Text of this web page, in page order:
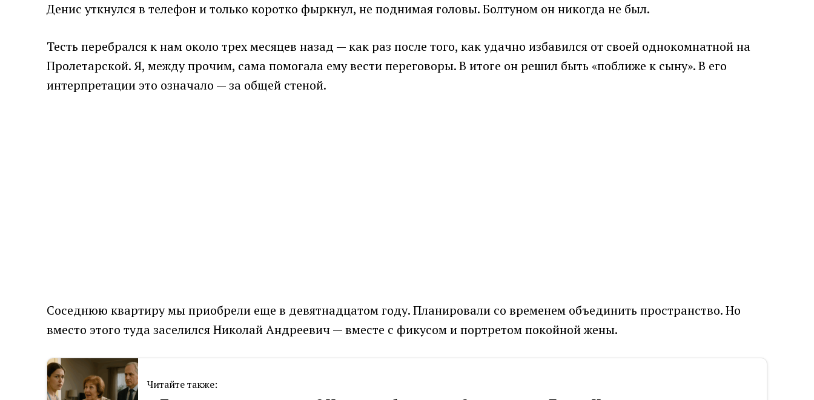
Денис уткнулся в телефон и только коротко фыркнул, не поднимая головы. Болтуном он никогда не был.
Тесть перебрался к нам около трех месяцев назад — как раз после того, как удачно избавился от своей однокомнатной на
Пролетарской. Я, между прочим, сама помогала ему вести переговоры. В итоге он решил быть «поближе к сыну». В его
интерпретации это означало — за общей стеной.
Соседнюю квартиру мы приобрели еще в девятнадцатом году. Планировали со временем объединить пространство. Но
вместо этого туда заселился Николай Андреевич — вместе с фикусом и портретом покойной жены.
Читайте также: